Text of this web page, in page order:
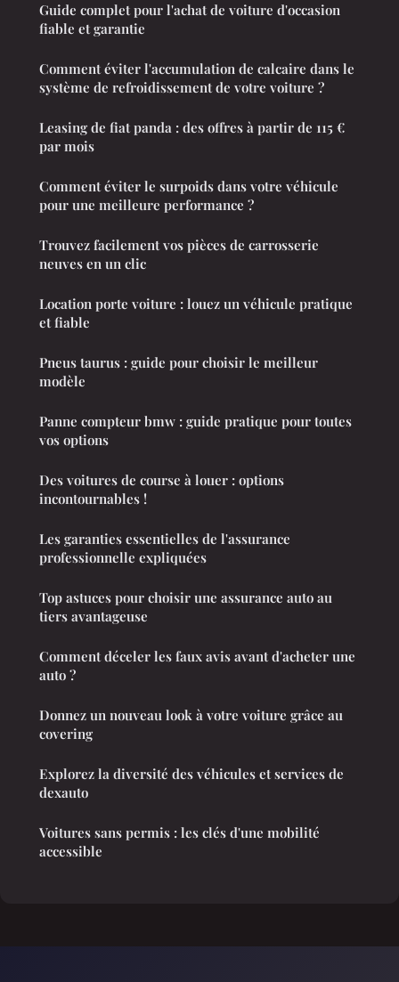
Guide complet pour l'achat de voiture d'occasion
fiable et garantie
Comment éviter l'accumulation de calcaire dans le
système de refroidissement de votre voiture ?
Leasing de fiat panda : des offres à partir de 115 €
par mois
Comment éviter le surpoids dans votre véhicule
pour une meilleure performance ?
Trouvez facilement vos pièces de carrosserie
neuves en un clic
Location porte voiture : louez un véhicule pratique
et fiable
Pneus taurus : guide pour choisir le meilleur
modèle
Panne compteur bmw : guide pratique pour toutes
vos options
Des voitures de course à louer : options
incontournables !
Les garanties essentielles de l'assurance
professionnelle expliquées
Top astuces pour choisir une assurance auto au
tiers avantageuse
Comment déceler les faux avis avant d'acheter une
auto ?
Donnez un nouveau look à votre voiture grâce au
covering
Explorez la diversité des véhicules et services de
dexauto
Voitures sans permis : les clés d'une mobilité
accessible